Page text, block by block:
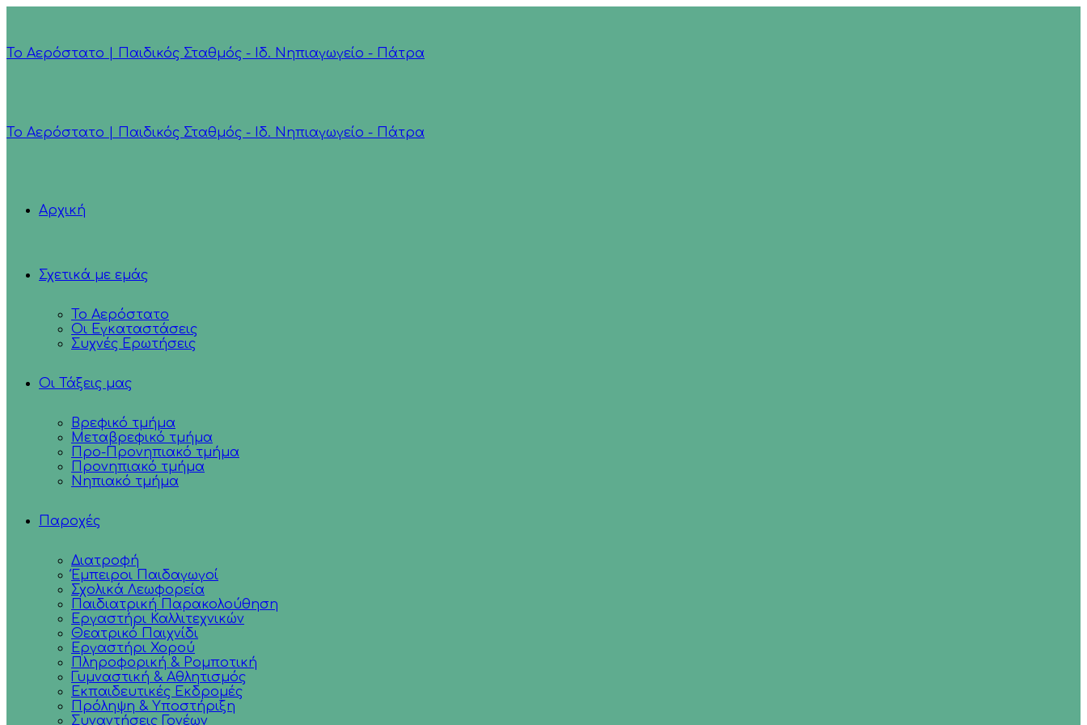
Το Αερόστατο | Παιδικός Σταθμός - Ιδ. Νηπιαγωγείο - Πάτρα
Το Αερόστατο | Παιδικός Σταθμός - Ιδ. Νηπιαγωγείο - Πάτρα
Αρχική
Σχετικά με εμάς
Το Αερόστατο
Οι Εγκαταστάσεις
Συχνές Ερωτήσεις
Οι Τάξεις μας
Βρεφικό τμήμα
Μεταβρεφικό τμήμα
Προ-Προνηπιακό τμήμα
Προνηπιακό τμήμα
Νηπιακό τμήμα
Παροχές
Διατροφή
Έμπειροι Παιδαγωγοί
Σχολικά Λεωφορεία
Παιδιατρική Παρακολούθηση
Εργαστήρι Καλλιτεχνικών
Θεατρικό Παιχνίδι
Εργαστήρι Χορού
Πληροφορική & Ρομποτική
Γυμναστική & Αθλητισμός
Εκπαιδευτικές Εκδρομές
Πρόληψη & Υποστήριξη
Συναντήσεις Γονέων